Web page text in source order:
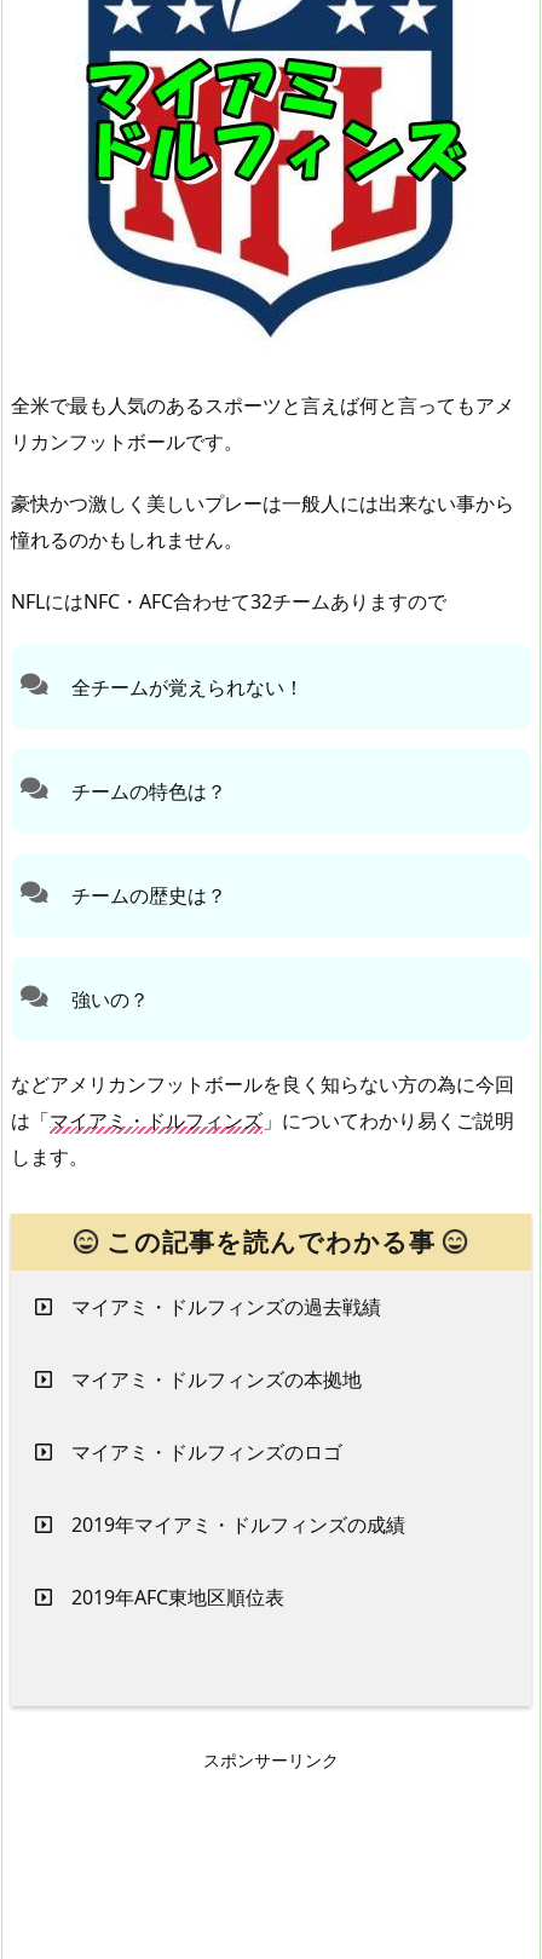
全米で最も人気のあるスポーツと言えば何と言ってもアメ
リカンフットボールです。
豪快かつ激しく美しいプレーは一般人には出来ない事から
憧れるのかもしれません。
NFLにはNFC・AFC合わせて32チームありますので
全チームが覚えられない！
チームの特色は？
チームの歴史は？
強いの？
などアメリカンフットボールを良く知らない方の為に今回
は「マイアミ・ドルフィンズ 」についてわかり易くご説明
します。
この記事を読んでわかる事
マイアミ・ドルフィンズの過去戦績
マイアミ・ドルフィンズの本拠地
マイアミ・ドルフィンズのロゴ
2019年マイアミ・ドルフィンズの成績
2019年AFC東地区順位表
スポンサーリンク